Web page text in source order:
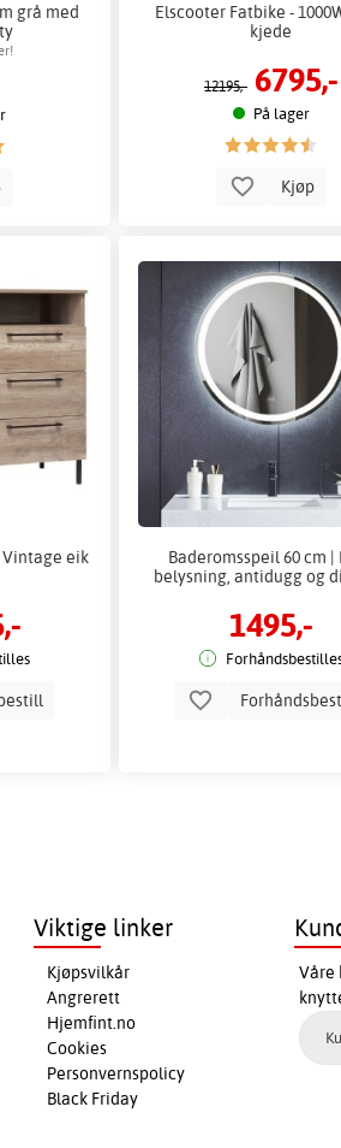
grå med
Elscooter Fatbike -
kjede
12195,- 6795,-
På lager
Kjøp
Vintage eik
Baderomsspeil 60 cm |
belysning, antidugg og
1495,-
Viktige linker
Kjøpsvilkår
Angrerett
Hjemfint.no
Cookies
Personvernspolicy
Black Friday
Våre